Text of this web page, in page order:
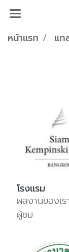
หน้าแรก แก
โรงแรม
ผลงานของเ
ผู้ชม